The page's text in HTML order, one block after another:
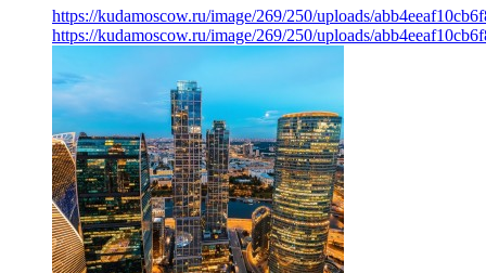
https://kudamoscow.ru/image/269/250/uploads/
https://kudamoscow.ru/image/269/250/uploads/